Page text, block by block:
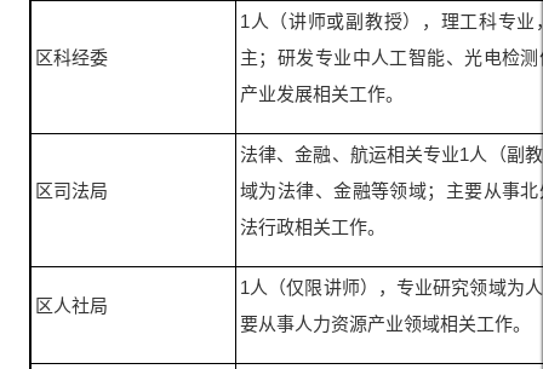
区科经委
1人（讲师或副教授），理工科专
主；研发专业中人工智能、光电检
产业发展相关工作。
区司法局
法律、金融、航运相关专业1人（副
域为法律、金融等领域；主要从事
法行政相关工作。
区人社局
1人（仅限讲师），专业研究领域为
要从事人力资源产业领域相关工作。